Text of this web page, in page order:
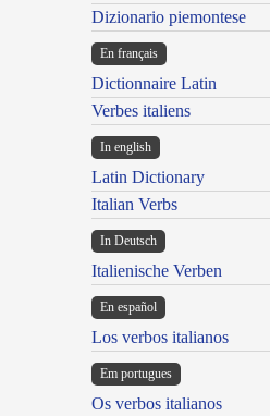
Dizionario piemontese
En français
Dictionnaire Latin
Verbes italiens
In english
Latin Dictionary
Italian Verbs
In Deutsch
Italienische Verben
En español
Los verbos italianos
Em portugues
Os verbos italianos